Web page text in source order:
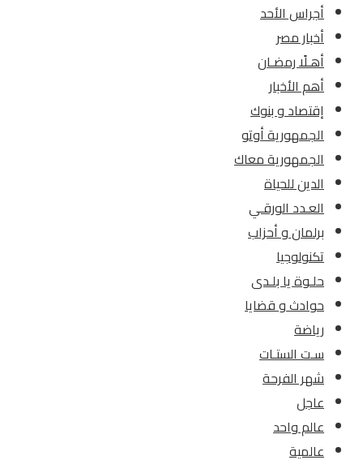
أجراس الأحد
أخبار مصر
أهـلًا رمضـان
أهم الأخبار
إقتصاد و بنوك
الجمهورية أوتو
الجمهورية معاك
الدين للحياة
العـدد الورقـي
برلمان و أحزاب
تكنولوجيا
حلـوة يا بلـدى
حوادث و قضايا
رياضة
سـت الستـات
شهر الفرحة
عاجل
عالم واحد
عالمية